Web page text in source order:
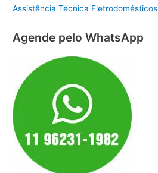
Assistência Técnica Eletrodomésticos
Agende pelo WhatsApp